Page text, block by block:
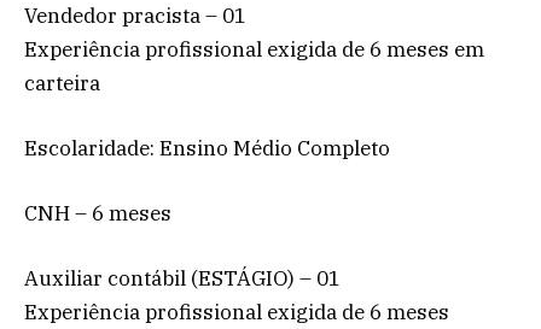
Vendedor pracista – 01
Experiência profissional exigida de 6 meses em
carteira
Escolaridade: Ensino Médio Completo
CNH – 6 meses
Auxiliar contábil (ESTÁGIO) – 01
Experiência profissional exigida de 6 meses